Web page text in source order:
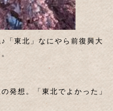
「東北」なにやら前復興大
発想。「東北でよかった」